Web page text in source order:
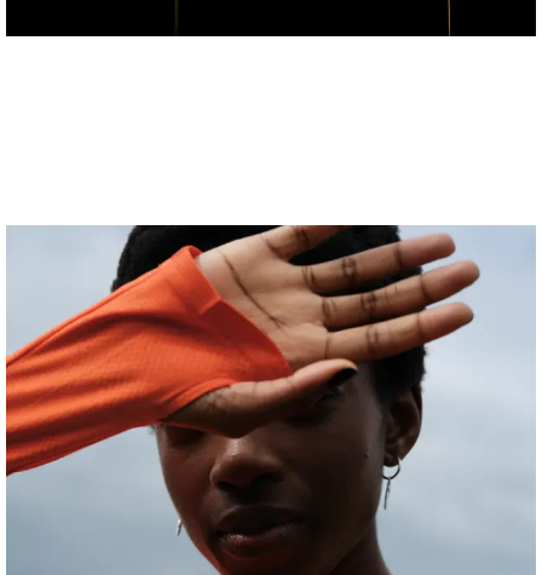
Anne-Sophie Soudoplatoff